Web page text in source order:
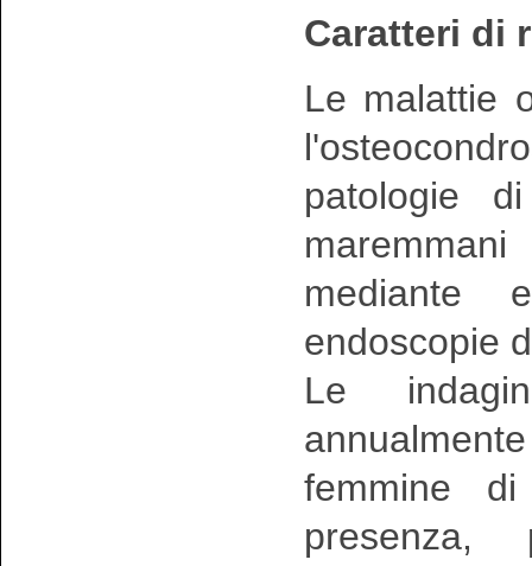
Caratteri di
Le malattie
patologie
mediante
endoscopie
Le
femmine
presenza,